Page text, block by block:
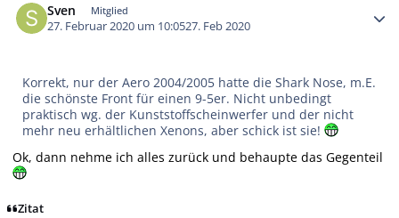
Sven Mitglied
27. Februar 2020 um 10:0527. Feb 2020
Korrekt, nur der Aero 2004/2005 hatte die Shark Nose, m.E.
die schönste Front für einen 9-5er. Nicht unbedingt
praktisch wg. der Kunststoffscheinwerfer und der nicht
mehr neu erhältlichen Xenons, aber schick ist sie!
Ok, dann nehme ich alles zurück und behaupte das Gegenteil
Zitat